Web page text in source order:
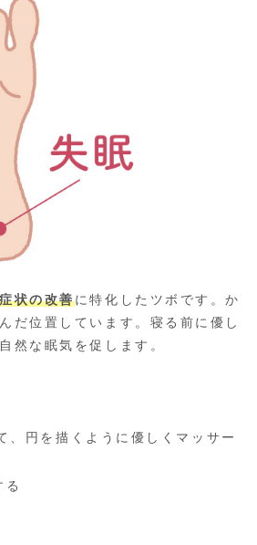
状の改善に特化したツボです。か
だ位置しています。寝る前に優し
然な眠気を促します。
、円を描くように優しくマッサー